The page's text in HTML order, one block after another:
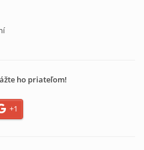
ho priateľom!
+1